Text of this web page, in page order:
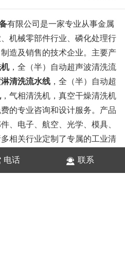
有限公司是一家专业从事金属
机械零部件行业、磷化处理行
造及销售的技术企业。主要产
，全（半）自动超声波清洗流
清洗流水线 ，全（半）自动超
，气相清洗机，真空干燥清洗机
的专业咨询和设计服务。产品
、电子、航空、光学、模具、
相关行业定制了专属的工业清
非标定制两种产品路线，另外
电话 联系